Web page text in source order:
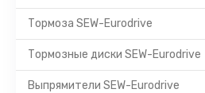
Тормоза SEW-Eurodrive
Тормозные диски SEW-Eurodrive
Выпрямители SEW-Eurodrive